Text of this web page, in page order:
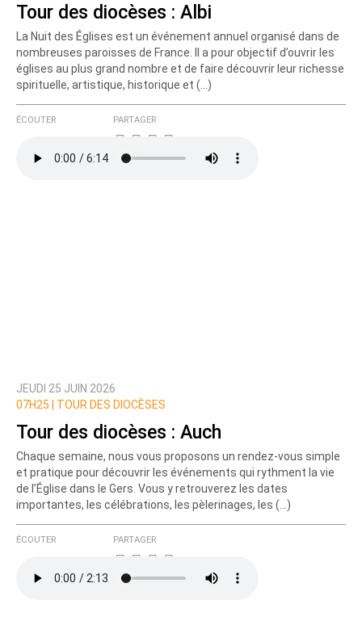
Courriel (non publié)
Ajoutez votre commentaire ici
Texte de votre message
Prévenez-moi de tous les nouveaux commentaires
Tour des diocèses : Albi
La Nuit des Églises est un événement annuel organisé dans de
nombreuses paroisses de France. Il a pour objectif d’ouvrir les
églises au plus grand nombre et de faire découvrir leur richesse
spirituelle, artistique, historique et (…)
ÉCOUTER PARTAGER
JEUDI 25 JUIN 2026
07H25 |
TOUR DES DIOCÈSES
Tour des diocèses : Auch
Chaque semaine, nous vous proposons un rendez-vous simple
et pratique pour découvrir les événements qui rythment la vie
de l’Église dans le Gers. Vous y retrouverez les dates
importantes, les célébrations, les pèlerinages, les (…)
ÉCOUTER PARTAGER